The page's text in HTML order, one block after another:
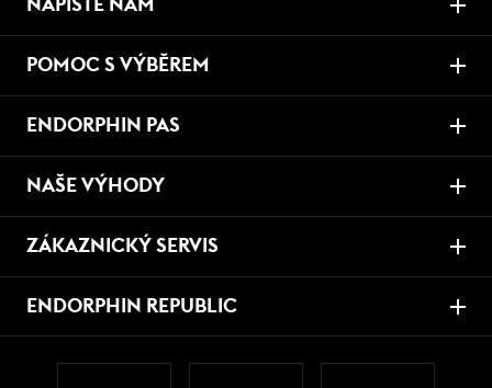
NAPIŠTE NÁM
POMOC S VÝBĚREM
ENDORPHIN PAS
NAŠE VÝHODY
ZÁKAZNICKÝ SERVIS
ENDORPHIN REPUBLIC